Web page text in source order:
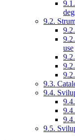
9.2.
use
9.3.
9.4.
9.5.